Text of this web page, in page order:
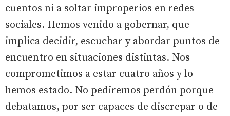
cuentos ni a soltar improperios en redes
sociales. Hemos venido a gobernar, que
implica decidir, escuchar y abordar puntos de
encuentro en situaciones distintas. Nos
comprometimos a estar cuatro años y lo
hemos estado. No pediremos perdón porque
debatamos, por ser capaces de discrepar o de